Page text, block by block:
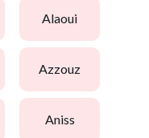
alaoui
azzouz
aniss